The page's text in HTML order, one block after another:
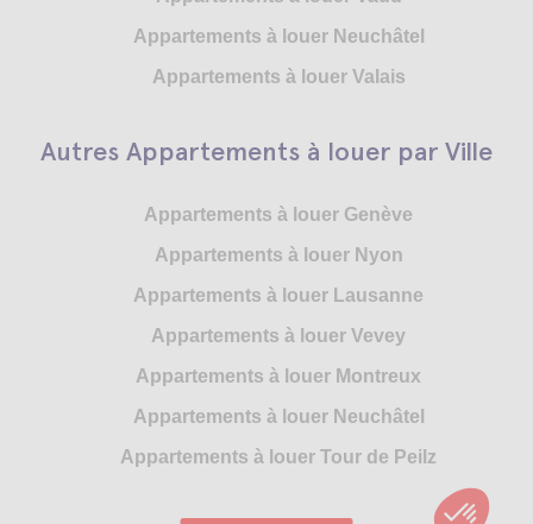
Appartements à louer Neuchâtel
Appartements à louer Valais
Autres Appartements à louer par Ville
Appartements à louer Genève
Appartements à louer Nyon
Appartements à louer Lausanne
Appartements à louer Vevey
Appartements à louer Montreux
Appartements à louer Neuchâtel
Appartements à louer Tour de Peilz